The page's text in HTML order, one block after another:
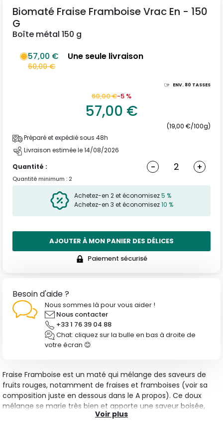
Biomaté Fraise Framboise Vrac En - 150
G
Boîte métal 150 g
57,00 €
60,00 €
Une seule livraison
ENV. 80 TASSES
60,00 €-5 %
57,00 €
(19,00 €/100g)
Préparé et expédié sous 48h
Livraison estimée le 14/08/2026
Quantité :
- +
Quantité minimum : 2
Achetez-en 2 et économisez5 %
Achetez-en 3 et économisez10 %
AJOUTER À MON PANIER DES DÉLICES
Paiement sécurisé
Besoin d'aide ?
Nous sommes là pour vous aider !
Nous contacter
+33 1 76 39 04 88
Chat: cliquez sur la bulle en bas à droite de
votre écran 😊
Fraise Framboise est un maté qui mélange des saveurs de
fruits rouges, notamment de fraises et framboises (voir sa
composition juste en dessous dans le A propos). Ce doux
mélange se marie très bien et apporte une saveur boisée,
rendant ainsi ce maté savoureux et délicat.
Voir plus